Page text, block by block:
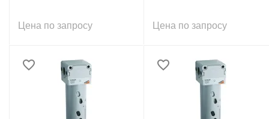
Цена по запросу
Цена по запросу